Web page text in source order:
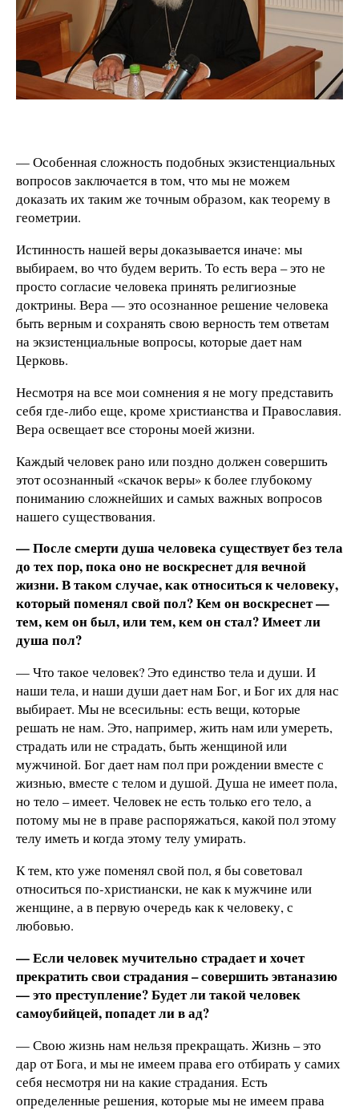
— Особенная сложность подобных экзистенциальных
вопросов заключается в том, что мы не можем
доказать их таким же точным образом, как теорему в
геометрии.
Истинность нашей веры доказывается иначе: мы
выбираем, во что будем верить. То есть вера – это не
просто согласие человека принять религиозные
доктрины. Вера — это осознанное решение человека
быть верным и сохранять свою верность тем ответам
на экзистенциальные вопросы, которые дает нам
Церковь.
Несмотря на все мои сомнения я не могу представить
себя где-либо еще, кроме христианства и Православия.
Вера освещает все стороны моей жизни.
Каждый человек рано или поздно должен совершить
этот осознанный «скачок веры» к более глубокому
пониманию сложнейших и самых важных вопросов
нашего существования.
— После смерти душа человека существует без тела
до тех пор, пока оно не воскреснет для вечной
жизни. В таком случае, как относиться к человеку,
который поменял свой пол? Кем он воскреснет —
тем, кем он был, или тем, кем он стал? Имеет ли
душа пол?
— Что такое человек? Это единство тела и души. И
наши тела, и наши души дает нам Бог, и Бог их для нас
выбирает. Мы не всесильны: есть вещи, которые
решать не нам. Это, например, жить нам или умереть,
страдать или не страдать, быть женщиной или
мужчиной. Бог дает нам пол при рождении вместе с
жизнью, вместе с телом и душой. Душа не имеет пола,
но тело – имеет. Человек не есть только его тело, а
потому мы не в праве распоряжаться, какой пол этому
телу иметь и когда этому телу умирать.
К тем, кто уже поменял свой пол, я бы советовал
относиться по-христиански, не как к мужчине или
женщине, а в первую очередь как к человеку, с
любовью.
— Если человек мучительно страдает и хочет
прекратить свои страдания – совершить эвтаназию
— это преступление? Будет ли такой человек
самоубийцей, попадет ли в ад?
— Свою жизнь нам нельзя прекращать. Жизнь – это
дар от Бога, и мы не имеем права его отбирать у самих
себя несмотря ни на какие страдания. Есть
определенные решения, которые мы не имеем права